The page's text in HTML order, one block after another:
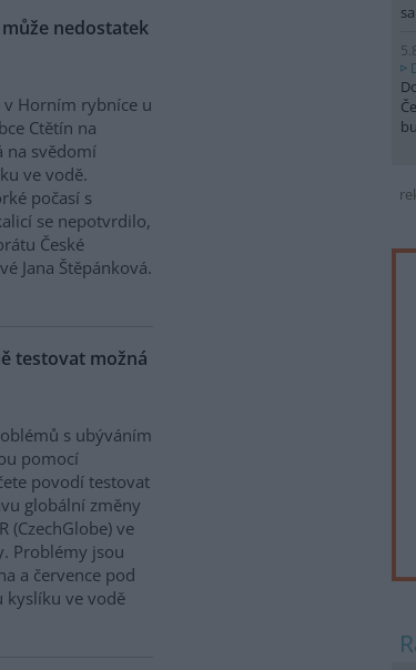
nedostatek
Horním rybníce u
Ctětín na
na svědomí
ve vodě.
počasí s
se nepotvrdilo,
České
Jana Štěpánková.
testovat možná
s ubýváním
pomocí
povodí testovat
globální změny
(CzechGlobe) ve
Problémy jsou
a července pod
kyslíku ve vodě